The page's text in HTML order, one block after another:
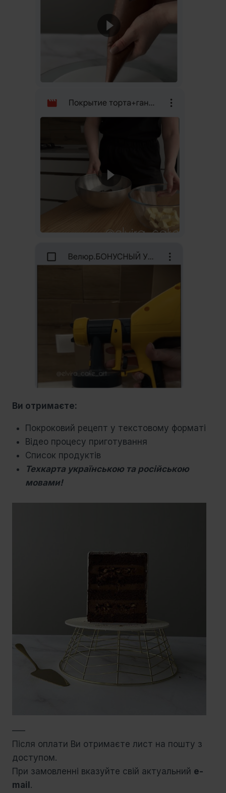
Ви отримаєте:
Покроковий рецепт у текстовому форматі
Відео процесу приготування
Список продуктів
Техкарта українською та російською
мовами!
—–
Після оплати Ви отримаєте лист на пошту з
доступом.
При замовленні вказуйте свій актуальний e-
mail.